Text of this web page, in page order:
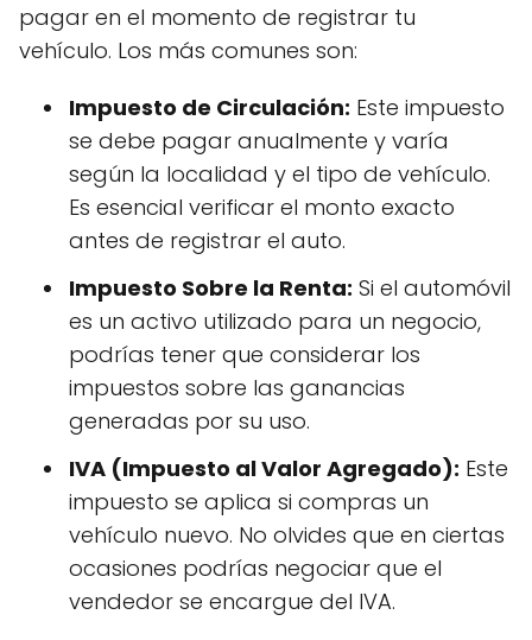
pagar en el momento de registrar tu
vehículo. Los más comunes son:
Impuesto de Circulación: Este impuesto
se debe pagar anualmente y varía
según la localidad y el tipo de vehículo.
Es esencial verificar el monto exacto
antes de registrar el auto.
Impuesto Sobre la Renta: Si el automóvil
es un activo utilizado para un negocio,
podrías tener que considerar los
impuestos sobre las ganancias
generadas por su uso.
IVA (Impuesto al Valor Agregado): Este
impuesto se aplica si compras un
vehículo nuevo. No olvides que en ciertas
ocasiones podrías negociar que el
vendedor se encargue del IVA.